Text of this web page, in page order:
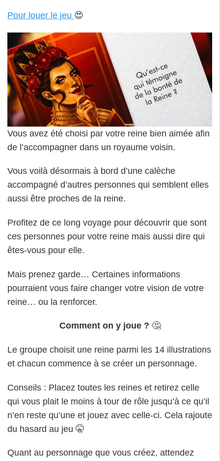
Pour louer le jeu 😍
Vous avez été choisi par votre reine bien aimée afin
de l’accompagner dans un royaume voisin.
Vous voilà désormais à bord d’une calèche
accompagné d’autres personnes qui semblent elles
aussi être proches de la reine.
Profitez de ce long voyage pour découvrir que sont
ces personnes pour votre reine mais aussi dire qui
êtes-vous pour elle.
Mais prenez garde… Certaines informations
pourraient vous faire changer votre vision de votre
reine… ou la renforcer.
Comment on y joue ? 🤔
Le groupe choisit une reine parmi les 14 illustrations
et chacun commence à se créer un personnage.
Conseils : Placez toutes les reines et retirez celle
qui vous plait le moins à tour de rôle jusqu’à ce qu’il
n’en reste qu’une et jouez avec celle-ci. Cela rajoute
du hasard au jeu 🤫
Quant au personnage que vous créez, attendez